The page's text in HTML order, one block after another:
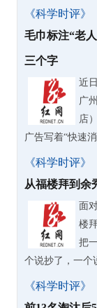
《科学时评》
毛巾标注“老
三个字
近
广
店
广告写着“快速
《科学时评》
从福楼拜到余
面
楼
把
个说抄了，一个
《科学时评》